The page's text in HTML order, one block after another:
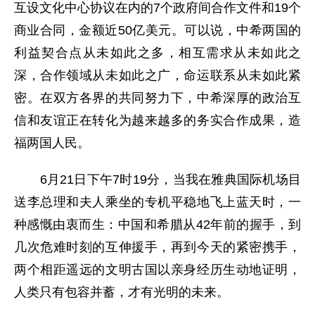
互设文化中心协议在内的7个政府间合作文件和19个
商业合同，金额近50亿美元。可以说，中希两国的
利益契合点从未如此之多，相互需求从未如此之
深，合作领域从未如此之广，命运联系从未如此紧
密。在双方各界的共同努力下，中希深厚的政治互
信和友谊正在转化为越来越多的务实合作成果，造
福两国人民。
6月21日下午7时19分，当我在雅典国际机场目
送李总理和夫人乘坐的专机平稳地飞上蓝天时，一
种感慨由衷而生：中国和希腊从42年前的握手，到
几次危难时刻的互伸援手，再到今天的紧密携手，
两个相距遥远的文明古国以亲身经历生动地证明，
人类只有包容并蓄，才有光明的未来。